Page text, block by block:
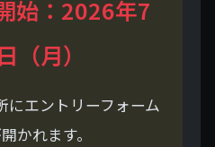
始：2026年7
（月）
にエントリーフォーム
かれます。